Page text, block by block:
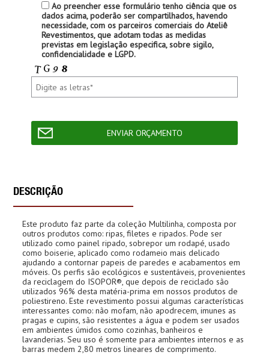
Ao preencher esse formulário tenho ciência que os
dados acima, poderão ser compartilhados, havendo
necessidade, com os parceiros comerciais do Ateliê
Revestimentos, que adotam todas as medidas
previstas em legislação especifica, sobre sigilo,
confidencialidade e LGPD.
DESCRIÇÃO
Este produto faz parte da coleção Multilinha, composta por
outros produtos como: ripas, filetes e ripados. Pode ser
utilizado como painel ripado, sobrepor um rodapé, usado
como boiserie, aplicado como rodameio mais delicado
ajudando a contornar papeis de paredes e acabamentos em
móveis. Os perfis são ecológicos e sustentáveis, provenientes
da reciclagem do ISOPOR®, que depois de reciclado são
utilizados 96% desta matéria-prima em nossos produtos de
poliestireno. Este revestimento possui algumas características
interessantes como: não mofam, não apodrecem, imunes as
pragas e cupins, são resistentes a água e podem ser usados
em ambientes úmidos como cozinhas, banheiros e
lavanderias. Seu uso é somente para ambientes internos e as
barras medem 2,80 metros lineares de comprimento.